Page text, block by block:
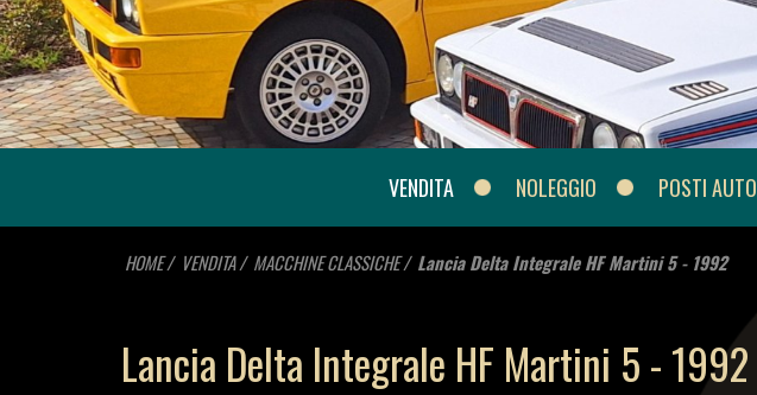
VENDITA NOLEGGIO POSTI AUTO
HOME VENDITA MACCHINE CLASSICHE Lancia Delta Integrale HF Martini 5 - 1992
Lancia Delta Integrale HF Martini 5 - 1992